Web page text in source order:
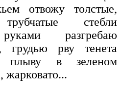
отвожу толстые,
стебли
разгребаю
грудью рву тенета
плыву в зеленом
жарковато...